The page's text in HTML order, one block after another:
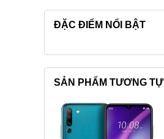
ĐẶC ĐIỂM NỔI BẬT
SẢN PHẨM TƯƠNG TỰ